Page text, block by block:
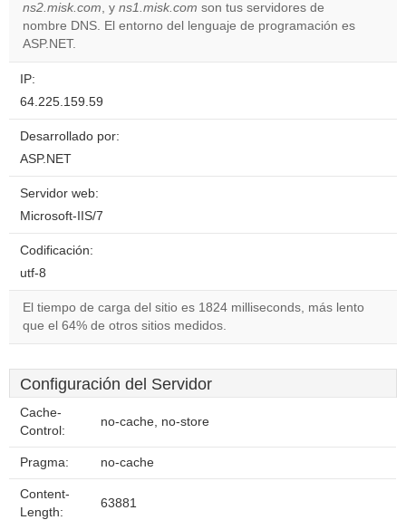
own this
website?
ns2.misk.com, y ns1.misk.com son tus servidores de
nombre DNS. El entorno del lenguaje de programación es
ASP.NET.
IP:
64.225.159.59
Desarrollado por:
ASP.NET
Servidor web:
Microsoft-IIS/7
Codificación:
utf-8
El tiempo de carga del sitio es 1824 milliseconds, más lento
que el 64% de otros sitios medidos.
Configuración del Servidor
Cache-
Control:
no-cache, no-store
Pragma: no-cache
Content-
Length:
63881